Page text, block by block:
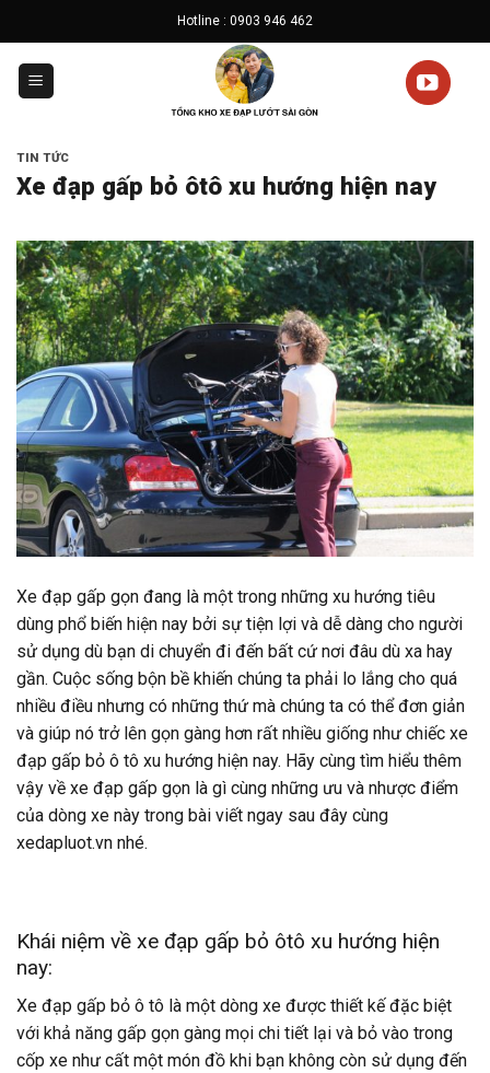
to
content
Hotline : 0903 946 462
TIN TỨC
Xe đạp gấp bỏ ôtô xu hướng hiện nay
Xe đạp gấp gọn đang là một trong những xu hướng tiêu
dùng phổ biến hiện nay bởi sự tiện lợi và dễ dàng cho người
sử dụng dù bạn di chuyển đi đến bất cứ nơi đâu dù xa hay
gần. Cuộc sống bộn bề khiến chúng ta phải lo lắng cho quá
nhiều điều nhưng có những thứ mà chúng ta có thể đơn giản
và giúp nó trở lên gọn gàng hơn rất nhiều giống như chiếc xe
đạp gấp bỏ ô tô xu hướng hiện nay. Hãy cùng tìm hiểu thêm
vậy về xe đạp gấp gọn là gì cùng những ưu và nhược điểm
của dòng xe này trong bài viết ngay sau đây cùng
xedapluot.vn nhé.
Khái niệm về xe đạp gấp bỏ ôtô xu hướng hiện
nay:
Xe đạp gấp bỏ ô tô là một dòng xe được thiết kế đặc biệt
với khả năng gấp gọn gàng mọi chi tiết lại và bỏ vào trong
cốp xe như cất một món đồ khi bạn không còn sử dụng đến